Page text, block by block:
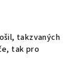
takzvaných
tak pro